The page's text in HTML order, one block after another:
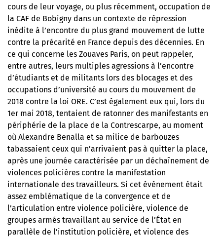
cours de leur voyage, ou plus récemment, occupation de
la CAF de Bobigny dans un contexte de répression
inédite à l’encontre du plus grand mouvement de lutte
contre la précarité en France depuis des décennies. En
ce qui concerne les Zouaves Paris, on peut rappeler,
entre autres, leurs multiples agressions à l’encontre
d’étudiants et de militants lors des blocages et des
occupations d’université au cours du mouvement de
2018 contre la loi ORE. C’est également eux qui, lors du
1er mai 2018, tentaient de ratonner des manifestants en
périphérie de la place de la Contrescarpe, au moment
où Alexandre Benalla et sa milice de barbouzes
tabassaient ceux qui n’arrivaient pas à quitter la place,
après une journée caractérisée par un déchaînement de
violences policières contre la manifestation
internationale des travailleurs. Si cet événement était
assez emblématique de la convergence et de
l’articulation entre violence policière, violence de
groupes armés travaillant au service de l’État en
parallèle de l’institution policière, et violence des